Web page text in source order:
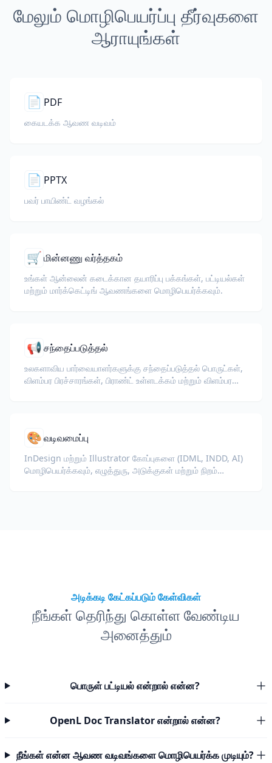
மேலும் மொழிபெயர்ப்பு தீர்வுகளை
ஆராயுங்கள்
📄 PDF
கையடக்க ஆவண வடிவம்
📄 PPTX
பவர் பாயிண்ட் வழங்கல்
🛒மின்னணு வர்த்தகம்
உங்கள் ஆன்லைன் கடைக்கான தயாரிப்பு பக்கங்கள், பட்டியல்கள்
மற்றும் மார்க்கெட்டிங் ஆவணங்களை மொழிபெயர்க்கவும்.
📢சந்தைப்படுத்தல்
உலகளாவிய பார்வையாளர்களுக்கு சந்தைப்படுத்தல் பொருட்கள்,
விளம்பர பிரச்சாரங்கள், பிராண்ட் உள்ளடக்கம் மற்றும் விளம்பர
🎨வடிவமைப்பு
InDesign மற்றும் Illustrator கோப்புகளை (IDML, INDD, AI)
மொழிபெயர்க்கவும், எழுத்துரு, அடுக்குகள் மற்றும் நிறம்
அடிக்கடி கேட்கப்படும் கேள்விகள்
நீங்கள் தெரிந்து கொள்ள வேண்டிய
அனைத்தும்
பொருள் பட்டியல் என்றால் என்ன?
OpenL Doc Translator என்றால் என்ன?
நீங்கள் என்ன ஆவண வடிவங்களை மொழிபெயர்க்க முடியும்?